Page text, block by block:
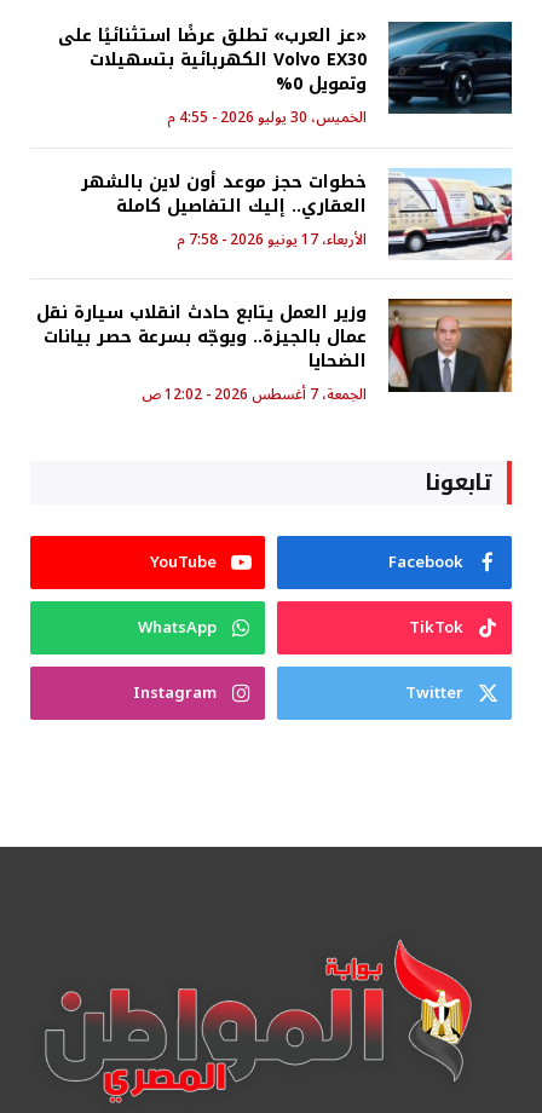
«عز العرب» تطلق عرضًا استثنائيًا على
Volvo EX30 الكهربائية بتسهيلات
وتمويل 0%
الخميس، 30 يوليو 2026 - 4:55 م
خطوات حجز موعد أون لاين بالشهر
العقاري.. إليك التفاصيل كاملة
الأربعاء، 17 يونيو 2026 - 7:58 م
وزير العمل يتابع حادث انقلاب سيارة نقل
عمال بالجيزة.. ويوجّه بسرعة حصر بيانات
الضحايا
الجمعة، 7 أغسطس 2026 - 12:02 ص
تابعونا
Facebook
YouTube
TikTok
WhatsApp
Twitter
Instagram